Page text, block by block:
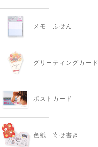
メモ・ふせん
グリーティングカード
ポストカード
色紙・寄せ書き